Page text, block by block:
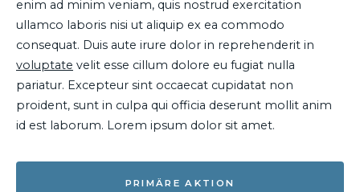
enim ad minim veniam, quis nostrud exercitation
ullamco laboris nisi ut aliquip ex ea commodo
consequat. Duis aute irure dolor in reprehenderit in
voluptate velit esse cillum dolore eu fugiat nulla
pariatur. Excepteur sint occaecat cupidatat non
proident, sunt in culpa qui officia deserunt mollit anim
id est laborum. Lorem ipsum dolor sit amet.
PRIMÄRE AKTION